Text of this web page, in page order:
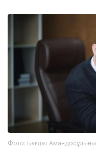
Фото: Бағдат